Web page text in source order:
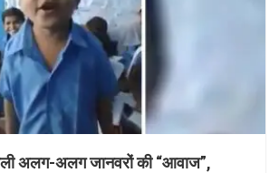
अलग-अलग जानवरों की “आवाज”,